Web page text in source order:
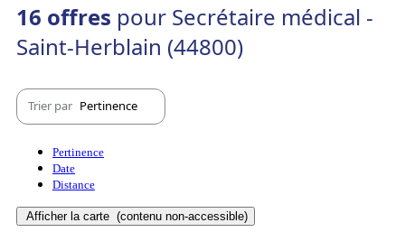
16 offres pour Secrétaire médical -
Saint-Herblain (44800)
Trier par Pertinence
Pertinence
Date
Distance
Afficher la carte (contenu non-accessible)